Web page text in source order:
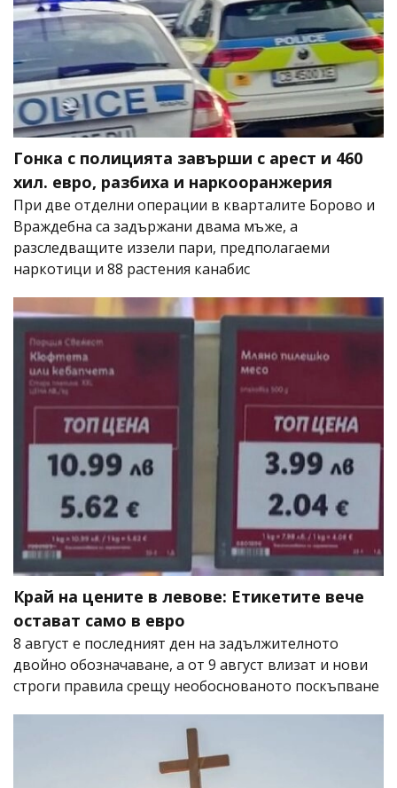
Гонка с полицията завърши с арест и 460
хил. евро, разбиха и наркооранжерия
При две отделни операции в кварталите Борово и
Враждебна са задържани двама мъже, а
разследващите иззели пари, предполагаеми
наркотици и 88 растения канабис
Край на цените в левове: Етикетите вече
остават само в евро
8 август е последният ден на задължителното
двойно обозначаване, а от 9 август влизат и нови
строги правила срещу необоснованото поскъпване